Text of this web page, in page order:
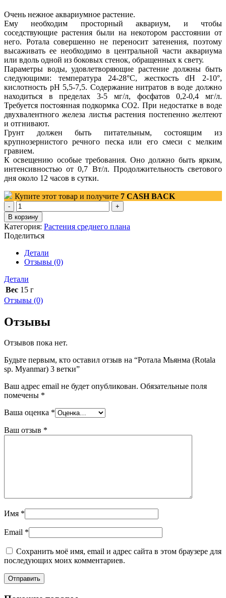
Очень нежное аквариумное растение.
Ему необходим просторный аквариум, и чтобы
соседствующие растения были на некотором расстоянии от
него. Ротала совершенно не переносит затенения, поэтому
высаживать ее необходимо в центральной части аквариума
или вдоль одной из боковых стенок, обращенных к свету.
Параметры воды, удовлетворяющие растение должны быть
следующими: температура 24-28°С, жесткость dH 2-10°,
кислотность pH 5,5-7,5. Содержание нитратов в воде должно
находиться в пределах 3-5 мг/л, фосфатов 0,2-0,4 мг/л.
Требуется постоянная подкормка CO2. При недостатке в воде
двухвалентного железа листья растения постепенно желтеют
и отгнивают.
Грунт должен быть питательным, состоящим из
крупнозернистого речного песка или его смеси с мелким
гравием.
К освещению особые требования. Оно должно быть ярким,
интенсивностью от 0,7 Вт/л. Продолжительность светового
дня около 12 часов в сутки.
Купите этот товар и получите 7 CASH BACK
Количество
товара
Ротала
Мьянма
(Rotala
sp.
Myanmar)
ветки
В корзину
Категория: Растения среднего плана
Поделиться
Детали
Отзывы (0)
Детали
Вес 15 г
Отзывы (0)
Отзывы
Отзывов пока нет.
Будьте первым, кто оставил отзыв на “Ротала Мьянма (Rotala
sp. Myanmar) 3 ветки”
Ваш адрес email не будет опубликован. Обязательные поля
помечены *
Ваша оценка *
Ваш отзыв *
Имя *
Email *
Сохранить моё имя, email и адрес сайта в этом браузере для
последующих моих комментариев.